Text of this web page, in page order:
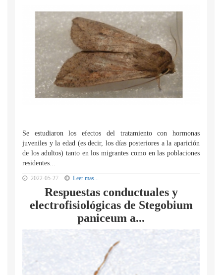
Se estudiaron los efectos del tratamiento con hormonas
juveniles y la edad (es decir, los días posteriores a la aparición
de los adultos) tanto en los migrantes como en las poblaciones
residentes...
2022-05-27 Leer mas...
Respuestas conductuales y
electrofisiológicas de Stegobium
paniceum a...